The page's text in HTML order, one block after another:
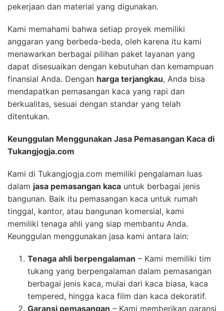
pekerjaan dan material yang digunakan.
Kami memahami bahwa setiap proyek memiliki
anggaran yang berbeda-beda, oleh karena itu kami
menawarkan berbagai pilihan paket layanan yang
dapat disesuaikan dengan kebutuhan dan kemampuan
finansial Anda. Dengan harga terjangkau, Anda bisa
mendapatkan pemasangan kaca yang rapi dan
berkualitas, sesuai dengan standar yang telah
ditentukan.
Keunggulan Menggunakan Jasa Pemasangan Kaca di
Tukangjogja.com
Kami di Tukangjogja.com memiliki pengalaman luas
dalam jasa pemasangan kaca untuk berbagai jenis
bangunan. Baik itu pemasangan kaca untuk rumah
tinggal, kantor, atau bangunan komersial, kami
memiliki tenaga ahli yang siap membantu Anda.
Keunggulan menggunakan jasa kami antara lain:
Tenaga ahli berpengalaman – Kami memiliki tim
tukang yang berpengalaman dalam pemasangan
berbagai jenis kaca, mulai dari kaca biasa, kaca
tempered, hingga kaca film dan kaca dekoratif.
Garansi pemasangan – Kami memberikan garansi